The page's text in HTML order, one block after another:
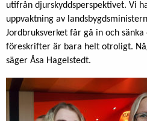
utifrån djurskyddsperspektivet. Vi
uppvaktning av
Jordbruksverket får gå in och
föreskrifter är bara helt otroligt.
säger Åsa Hagelstedt.